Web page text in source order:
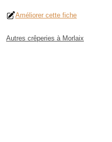
Améliorer cette fiche
Autres crêperies à Morlaix